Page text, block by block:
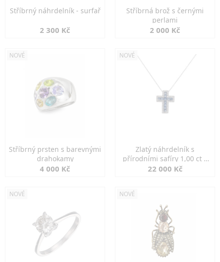
Stříbrný náhrdelník - surfař
2 300 Kč
Stříbrná brož s černými
perlami
2 000 Kč
NOVÉ
Stříbrný prsten s barevnými
drahokamy
4 000 Kč
NOVÉ
Zlatý náhrdelník s
přírodními safíry 1,00 ct a
diamanty
22 000 Kč
NOVÉ NOVÉ